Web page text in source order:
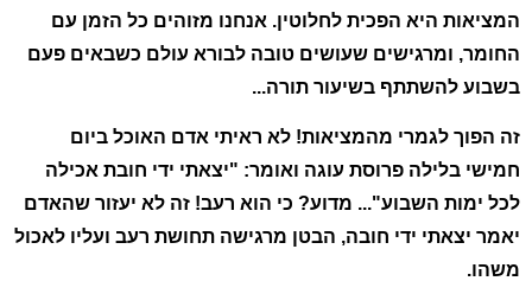
המציאות היא הפכית לחלוטין. אנחנו מזוהים כל הזמן עם
החומר, ומרגישים שעושים טובה לבורא עולם כשבאים פעם
בשבוע להשתתף בשיעור תורה...
זה הפוך לגמרי מהמציאות! לא ראיתי אדם האוכל ביום
חמישי בלילה פרוסת עוגה ואומר: "יצאתי ידי חובת אכילה
לכל ימות השבוע"... מדוע? כי הוא רעב! זה לא יעזור שהאדם
יאמר יצאתי ידי חובה, הבטן מרגישה תחושת רעב ועליו לאכול
משהו.